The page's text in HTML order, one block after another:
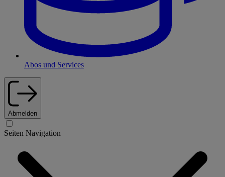
Abos und Services
Abmelden
Seiten Navigation